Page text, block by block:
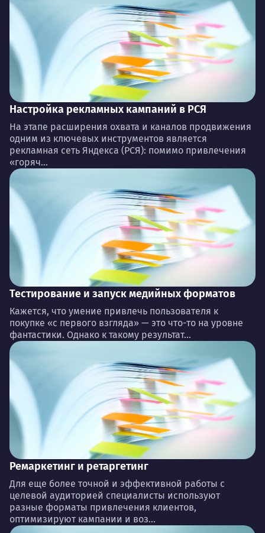
Настройка рекламных кампаний в РСЯ
На этапе расширения охвата и каналов продвижения
одним из ключевых инструментов является
рекламная сеть Яндекса (РСЯ): помимо привлечения
«горяч...
Тестирование и запуск медийных форматов
Кажется, что умение привлечь пользователя к
покупке «с первого взгляда» — это что-то на уровне
фантастики. Однако к такому результат...
Ремаркетинг и ретаргетинг
Для еще более точной и эффективной работы с
целевой аудиторией специалисты используют
разные форматы привлечения клиентов,
оптимизируют кампании и воз...